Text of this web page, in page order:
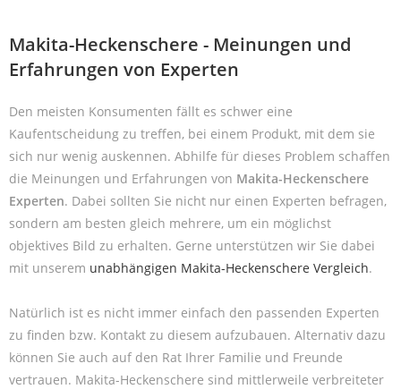
Makita-Heckenschere - Meinungen und
Erfahrungen von Experten
Den meisten Konsumenten fällt es schwer eine
Kaufentscheidung zu treffen, bei einem Produkt, mit dem sie
sich nur wenig auskennen. Abhilfe für dieses Problem schaffen
die Meinungen und Erfahrungen von Makita-Heckenschere
Experten. Dabei sollten Sie nicht nur einen Experten befragen,
sondern am besten gleich mehrere, um ein möglichst
objektives Bild zu erhalten. Gerne unterstützen wir Sie dabei
mit unserem unabhängigen Makita-Heckenschere Vergleich.
Natürlich ist es nicht immer einfach den passenden Experten
zu finden bzw. Kontakt zu diesem aufzubauen. Alternativ dazu
können Sie auch auf den Rat Ihrer Familie und Freunde
vertrauen. Makita-Heckenschere sind mittlerweile verbreiteter